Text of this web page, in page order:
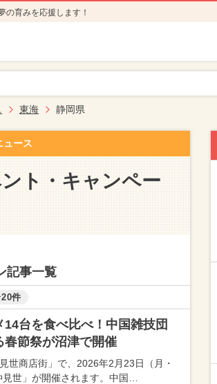
の育みを応援します！
東海 静岡県
ュース
ト・キャンペー
記事一覧
件
台を食べ比べ！中国雑技団
節祭が沼津で開催
世商店街」で、2026年2月23日（月・
世」が開催されます。中国…